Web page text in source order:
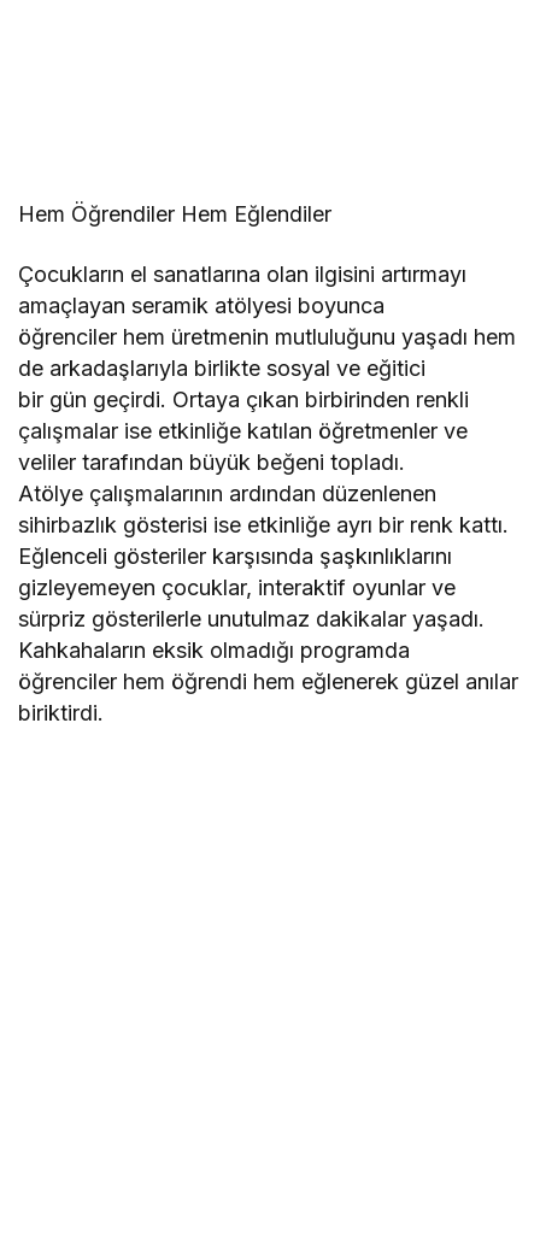
Hem Öğrendiler Hem Eğlendiler
Çocukların el sanatlarına olan ilgisini artırmayı
amaçlayan seramik atölyesi boyunca
öğrenciler hem üretmenin mutluluğunu yaşadı hem
de arkadaşlarıyla birlikte sosyal ve eğitici
bir gün geçirdi. Ortaya çıkan birbirinden renkli
çalışmalar ise etkinliğe katılan öğretmenler ve
veliler tarafından büyük beğeni topladı.
Atölye çalışmalarının ardından düzenlenen
sihirbazlık gösterisi ise etkinliğe ayrı bir renk kattı.
Eğlenceli gösteriler karşısında şaşkınlıklarını
gizleyemeyen çocuklar, interaktif oyunlar ve
sürpriz gösterilerle unutulmaz dakikalar yaşadı.
Kahkahaların eksik olmadığı programda
öğrenciler hem öğrendi hem eğlenerek güzel anılar
biriktirdi.